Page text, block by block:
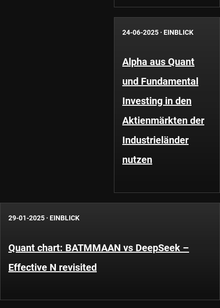
24-06-2025 · EINBLICK
Alpha aus Quant
und Fundamental
Investing in den
Aktienmärkten der
Industrieländer
nutzen
29-01-2025 · EINBLICK
Quant chart: BATMMAAN vs DeepSeek –
Effective N revisited